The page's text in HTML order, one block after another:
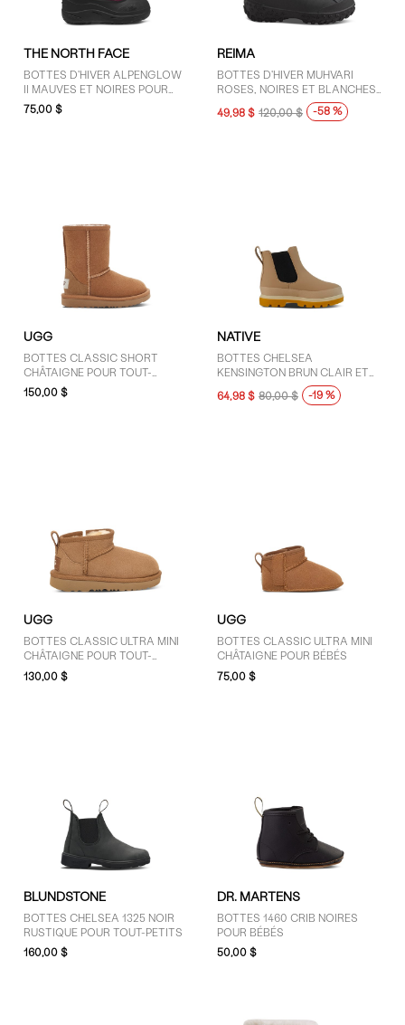
THE NORTH FACE
BOTTES D'HIVER ALPENGLOW
II MAUVES ET NOIRES POUR
TOUT-PETITS
75,00 $
REIMA
BOTTES D'HIVER MUHVARI
ROSES, NOIRES ET BLANCHES
POUR JEUNES ENFANTS
49,98 $ 120,00 $ -58 %
UGG
BOTTES CLASSIC SHORT
CHÂTAIGNE POUR TOUT-
PETITS
150,00 $
NATIVE
BOTTES CHELSEA
KENSINGTON BRUN CLAIR ET
NOIRES POUR TOUT-PETITS
64,98 $ 80,00 $ -19 %
UGG
BOTTES CLASSIC ULTRA MINI
CHÂTAIGNE POUR TOUT-
PETITS
130,00 $
UGG
BOTTES CLASSIC ULTRA MINI
CHÂTAIGNE POUR BÉBÉS
75,00 $
BLUNDSTONE
BOTTES CHELSEA 1325 NOIR
RUSTIQUE POUR TOUT-PETITS
160,00 $
DR. MARTENS
BOTTES 1460 CRIB NOIRES
POUR BÉBÉS
50,00 $